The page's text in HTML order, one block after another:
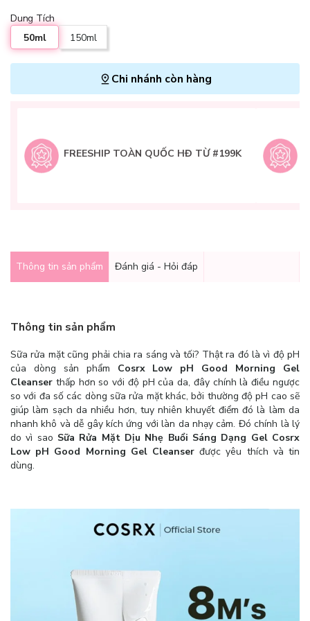
Dung Tích
50ml
150ml
Chi nhánh còn hàng
FREESHIP TOÀN QUỐC HĐ TỪ #199K
Thông tin sản phẩm Đánh giá - Hỏi đáp
Thông tin sản phẩm
Sữa rửa mặt cũng phải chia ra sáng và tối? Thật ra đó là vì độ pH
của dòng sản phẩm Cosrx Low pH Good Morning Gel
Cleanser thấp hơn so với độ pH của da, đây chính là điều ngược
so với đa số các dòng sữa rửa mặt khác, bởi thường độ pH cao sẽ
giúp làm sạch da nhiều hơn, tuy nhiên khuyết điểm đó là làm da
nhanh khô và dễ gây kích ứng với làn da nhạy cảm. Đó chính là lý
do vì sao Sữa Rửa Mặt Dịu Nhẹ Buổi Sáng Dạng Gel Cosrx
Low pH Good Morning Gel Cleanser được yêu thích và tin
dùng.